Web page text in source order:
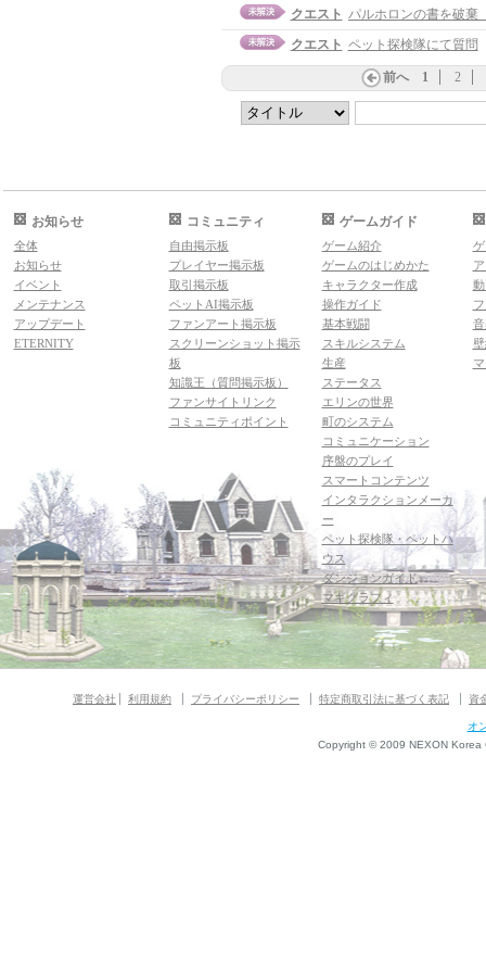
クエスト パルホロンの書を破棄
クエスト ペット探検隊にて質問
前へ 1 2
お知らせ
全体
お知らせ
イベント
メンテナンス
アップデート
ETERNITY
コミュニティ
自由掲示板
プレイヤー掲示板
取引掲示板
ペットAI掲示板
ファンアート掲示板
スクリーンショット掲示
板
知識王（質問掲示板）
ファンサイトリンク
コミュニティポイント
ゲームガイド
ゲーム紹介
ゲームのはじめかた
キャラクター作成
操作ガイド
基本戦闘
スキルシステム
生産
ステータス
エリンの世界
町のシステム
コミュニケーション
序盤のプレイ
スマートコンテンツ
インタラクションメーカ
ー
ペット探検隊・ペットハ
ウス
ダンジョンガイド
マギグラフィ
運営会社 利用規約 プライバシーポリシー 特定商取引法に基づく表記 資
オ
Copyright © 2009 NEXON Korea